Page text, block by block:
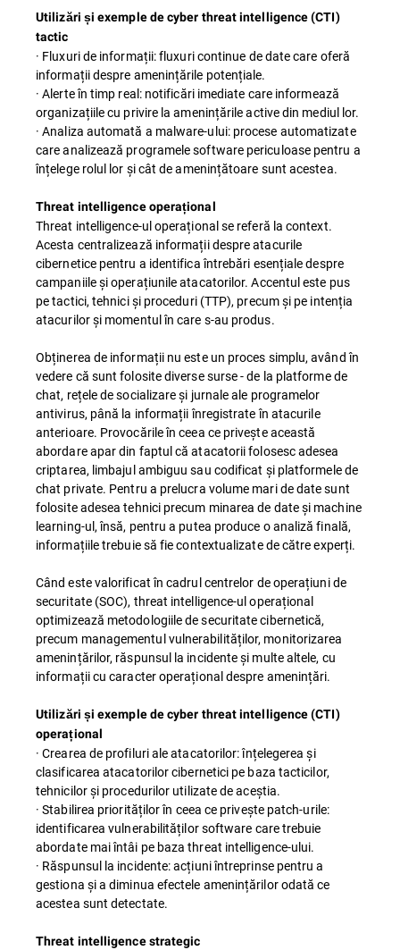
Utilizări și exemple de cyber threat intelligence (CTI)
tactic
· Fluxuri de informații: fluxuri continue de date care oferă
informații despre amenințările potențiale.
· Alerte în timp real: notificări imediate care informează
organizațiile cu privire la amenințările active din mediul lor.
· Analiza automată a malware-ului: procese automatizate
care analizează programele software periculoase pentru a
înțelege rolul lor și cât de amenințătoare sunt acestea.
Threat intelligence operațional
Threat intelligence-ul operațional se referă la context.
Acesta centralizează informații despre atacurile
cibernetice pentru a identifica întrebări esențiale despre
campaniile și operațiunile atacatorilor. Accentul este pus
pe tactici, tehnici și proceduri (TTP), precum și pe intenția
atacurilor și momentul în care s-au produs.
Obținerea de informații nu este un proces simplu, având în
vedere că sunt folosite diverse surse - de la platforme de
chat, rețele de socializare și jurnale ale programelor
antivirus, până la informații înregistrate în atacurile
anterioare. Provocările în ceea ce privește această
abordare apar din faptul că atacatorii folosesc adesea
criptarea, limbajul ambiguu sau codificat și platformele de
chat private. Pentru a prelucra volume mari de date sunt
folosite adesea tehnici precum minarea de date și machine
learning-ul, însă, pentru a putea produce o analiză finală,
informațiile trebuie să fie contextualizate de către experți.
Când este valorificat în cadrul centrelor de operațiuni de
securitate (SOC), threat intelligence-ul operațional
optimizează metodologiile de securitate cibernetică,
precum managementul vulnerabilităților, monitorizarea
amenințărilor, răspunsul la incidente și multe altele, cu
informații cu caracter operațional despre amenințări.
Utilizări și exemple de cyber threat intelligence (CTI)
operațional
· Crearea de profiluri ale atacatorilor: înțelegerea și
clasificarea atacatorilor cibernetici pe baza tacticilor,
tehnicilor și procedurilor utilizate de aceștia.
· Stabilirea priorităților în ceea ce privește patch-urile:
identificarea vulnerabilităților software care trebuie
abordate mai întâi pe baza threat intelligence-ului.
· Răspunsul la incidente: acțiuni întreprinse pentru a
gestiona și a diminua efectele amenințărilor odată ce
acestea sunt detectate.
Threat intelligence strategic